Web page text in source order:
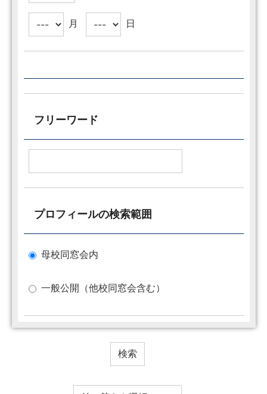
月 日
フリーワード
プロフィールの検索範囲
母校同窓会内
一般公開（他校同窓会含む）